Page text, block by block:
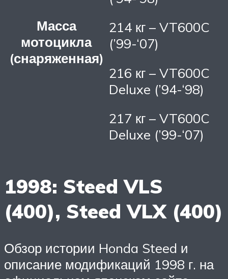
Масса
мотоцикла
(снаряженная)
214 кг – VT600C
(’99-‘07)
216 кг – VT600C
Deluxe (’94-‘98)
217 кг – VT600C
Deluxe (’99-‘07)
1998: Steed VLS
(400), Steed VLX (400)
Обзор истории Honda Steed и
описание модификаций 1998 г. на